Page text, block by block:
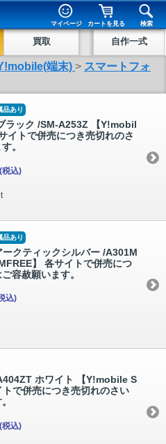
マイページ カートを見る 検索
買取 自作一式
端末) > スマートフォ
品あり
ラック /SM-A253Z 【Y!mobil
イトで併売につき売切れのさ
。
(税込)
品あり
クティックシルバー /A301M
】 各サイトで併売につ
容赦願います。
込)
ホワイト 【Y!mobile S
で併売につき売切れのさい
(税込)